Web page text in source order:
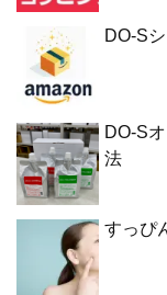
DO-S
DO-S
法
すっぴ